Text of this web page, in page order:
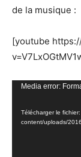
de la musique :
[youtube
Lecteur
Media error:
Télécharger le
content/uploads/